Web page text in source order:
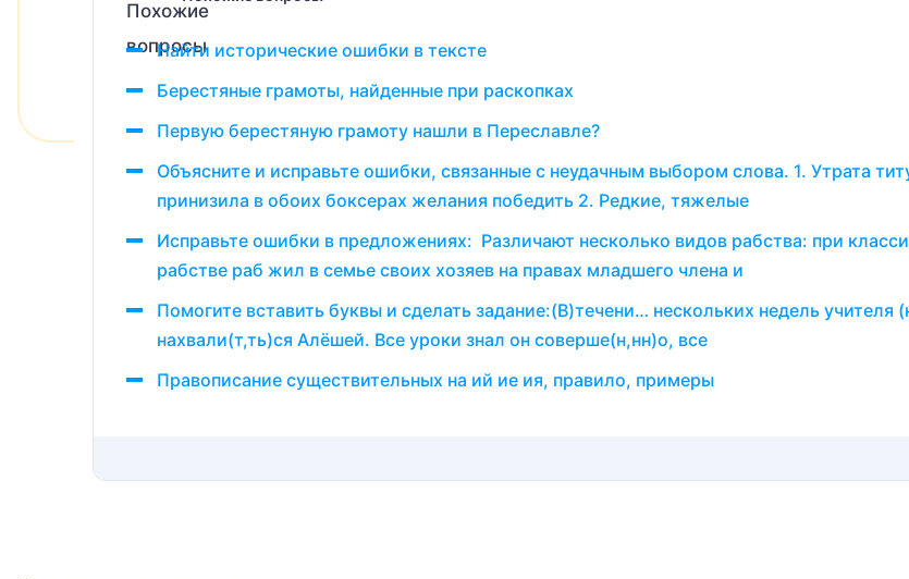
Найти исторические ошибки в тексте
Берестяные грамоты, найденные при раскопках
Первую берестяную грамоту нашли в Переславле?
Объясните и исправьте ошибки, связанные с неудачным выбором слова. 1. Утрата
принизила в обоих боксерах желания победить 2. Редкие, тяжелые
Исправьте ошибки в предложениях: Различают несколько видов рабства: при
рабстве раб жил в семье своих хозяев на правах младшего члена и
Помогите вставить буквы и сделать задание:(В)течени… нескольких недель учителя
нахвали(т,ть)ся Алёшей. Все уроки знал он соверше(н,нн)о, все
Правописание существительных на ий ие ия, правило, примеры